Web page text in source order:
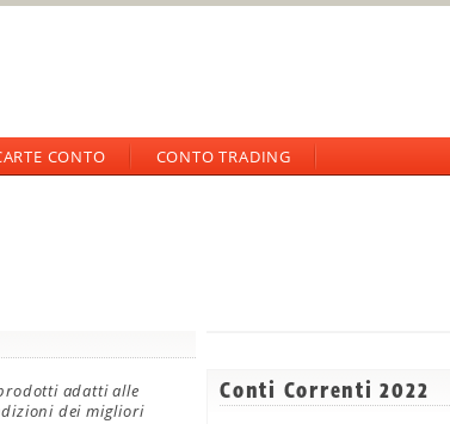
CONTO CONTO TRADING
adatti alle
dei migliori
Conti Correnti 2022